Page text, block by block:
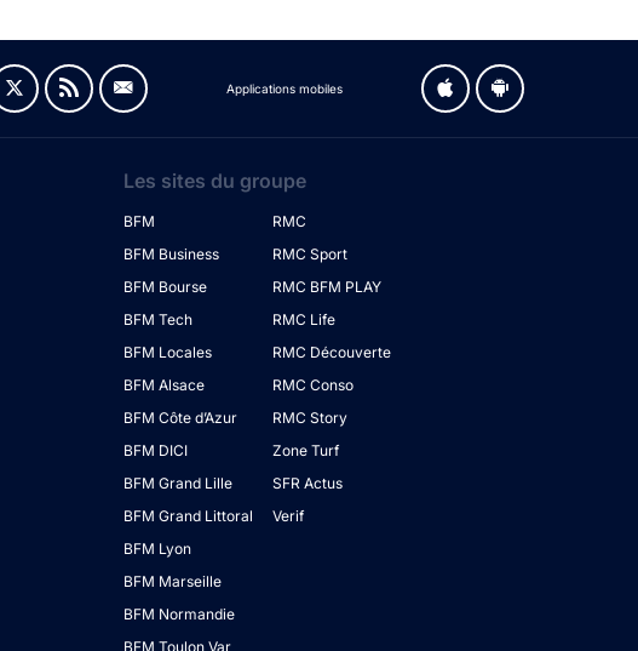
Applications mobiles
Les sites du groupe
BFM
BFM Business
BFM Bourse
BFM Tech
BFM Locales
BFM Alsace
BFM Côte d’Azur
BFM DICI
BFM Grand Lille
BFM Grand Littoral
BFM Lyon
BFM Marseille
BFM Normandie
BFM Toulon Var
RMC
RMC Sport
RMC BFM PLAY
RMC Life
RMC Découverte
RMC Conso
RMC Story
Zone Turf
SFR Actus
Verif